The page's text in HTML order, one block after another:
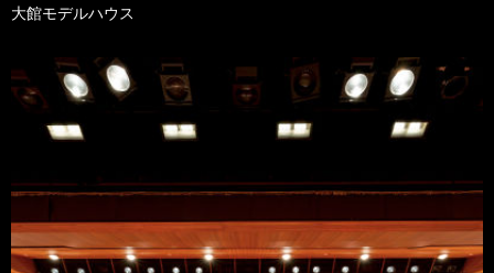
大館モデルハウス